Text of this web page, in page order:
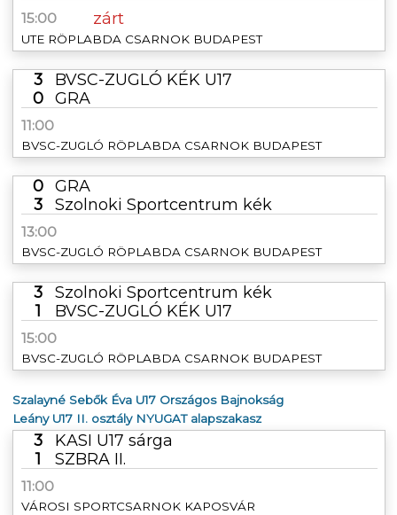
15:00 zárt
UTE RÖPLABDA CSARNOK BUDAPEST
3
BVSC-ZUGLÓ KÉK U17
0
GRA
11:00
BVSC-ZUGLÓ RÖPLABDA CSARNOK BUDAPEST
0
GRA
3
Szolnoki Sportcentrum kék
13:00
BVSC-ZUGLÓ RÖPLABDA CSARNOK BUDAPEST
3
Szolnoki Sportcentrum kék
1
BVSC-ZUGLÓ KÉK U17
15:00
BVSC-ZUGLÓ RÖPLABDA CSARNOK BUDAPEST
Szalayné Sebők Éva U17 Országos Bajnokság
Leány U17 II. osztály NYUGAT alapszakasz
3
KASI U17 sárga
1
SZBRA II.
11:00
VÁROSI SPORTCSARNOK KAPOSVÁR